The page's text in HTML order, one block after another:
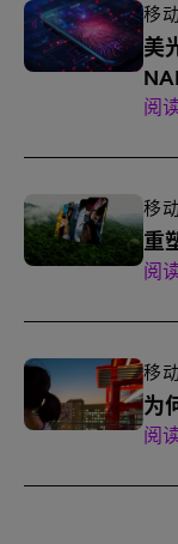
移
美
阅
移
重
阅
移
为
阅